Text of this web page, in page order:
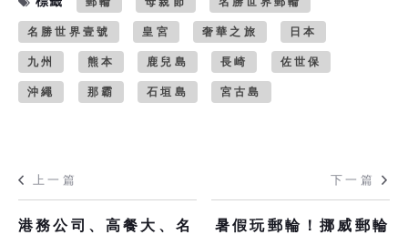
名勝世界壹號 皇宮 奢華之旅 日本
九州 熊本 鹿兒島 長崎 佐世保
沖繩 那霸 石垣島 宮古島
上一篇
港務公司、高餐大、名
下一篇
暑假玩郵輪！挪威郵輪